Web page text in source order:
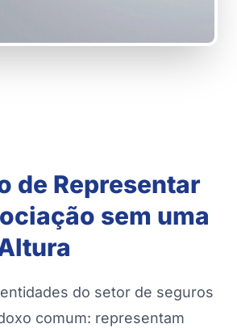
de Representar
sem uma
do setor de seguros
comum: representam